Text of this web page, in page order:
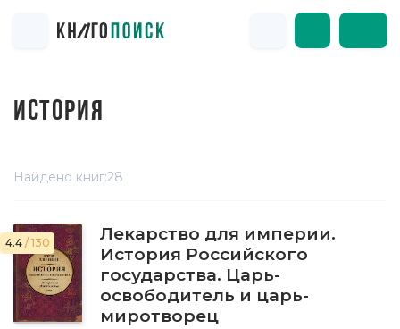
ИСТОРИЯ
Найдено книг:28
4.4 / 130
Лекарство для империи.
История Российского
государства. Царь-
освободитель и царь-
миротворец